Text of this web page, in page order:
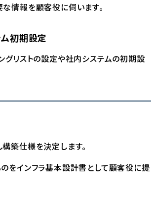
情報を顧客役に伺います。
初期設定
グリストの設定や社内システムの初期設
築仕様を決定します。
をインフラ基本設計書として顧客役に提